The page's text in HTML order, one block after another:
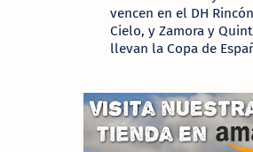
vencen en el DH
Cielo, y Zamora y
llevan la Copa de